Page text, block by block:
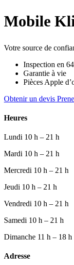
Mobile
Votre source de
Inspection en
Garantie à vie
Pièces Apple
Obtenir un devis
Heures
Lundi 10 h – 21 h
Mardi 10 h – 21 h
Mercredi 10 h – 21 h
Jeudi 10 h – 21 h
Vendredi 10 h – 21 h
Samedi 10 h – 21 h
Dimanche 11 h – 18 h
Adresse